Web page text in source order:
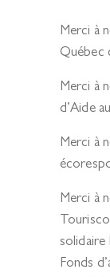
Merci à
Québec
Merci à
d’Aide
Merci à
Merci à
solidaire
Fonds